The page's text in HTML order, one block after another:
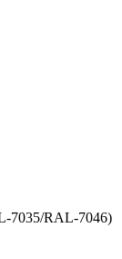
7035/RAL-7046)